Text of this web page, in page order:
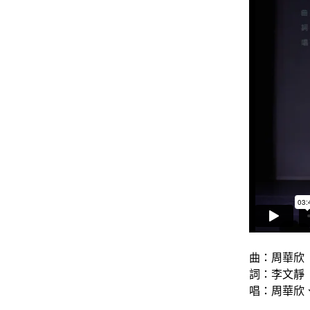
曲：周華欣
詞：李文靜
唱：周華欣